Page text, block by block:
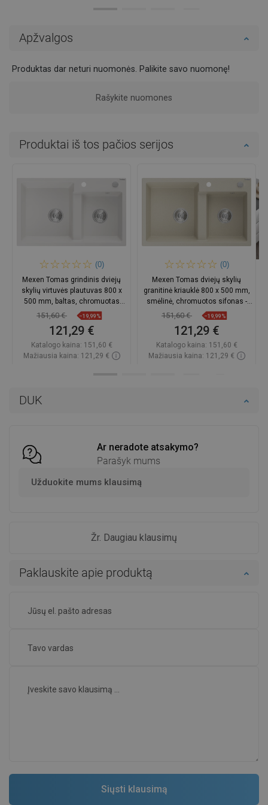
DUK
Ar neradote atsakymo?
Parašyk mums
Užduokite mums klausimą
Žr. Daugiau klausimų
Apžvalgos
Produktas dar neturi nuomonės. Palikite savo nuomonę!
Rašykite nuomones
Paklauskite apie produktą
Produktai iš tos pačios serijos
(0)
Mexen Tomas grindinis dviejų
skylių virtuvės plautuvas 800 x
500 mm, baltas, chromuotas
sifonas - 6516802000-20
151,60 € −19,99%
121,29 €
Katalogo kaina: 151,60 €
Mažiausia kaina: 121,29 €
(0)
Mexen Tomas dviejų skylių
granitinė kriauklė 800 x 500 mm,
smėlinė, chromuotos sifonas -
6516802000-69
151,60 € −19,99%
121,29 €
Katalogo kaina: 151,60 €
Mažiausia kaina: 121,29 €